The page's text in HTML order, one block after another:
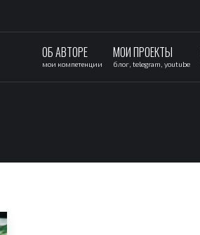
ОБ АВТОРЕ
мои компетенции
МОИ ПРОЕКТЫ
блог, telegram, youtube